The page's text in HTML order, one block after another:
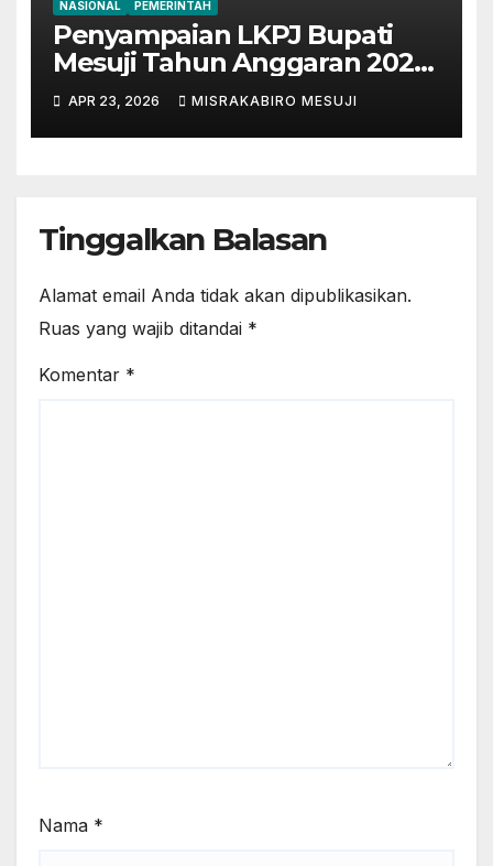
NASIONAL PEMERINTAH
Penyampaian LKPJ Bupati
Mesuji Tahun Anggaran 2025
Digelar dalam Rapat
Paripurna DPRD
APR 23, 2026 MISRAKABIRO MESUJI
Tinggalkan Balasan
Alamat email Anda tidak akan dipublikasikan.
Ruas yang wajib ditandai *
Komentar *
Nama *